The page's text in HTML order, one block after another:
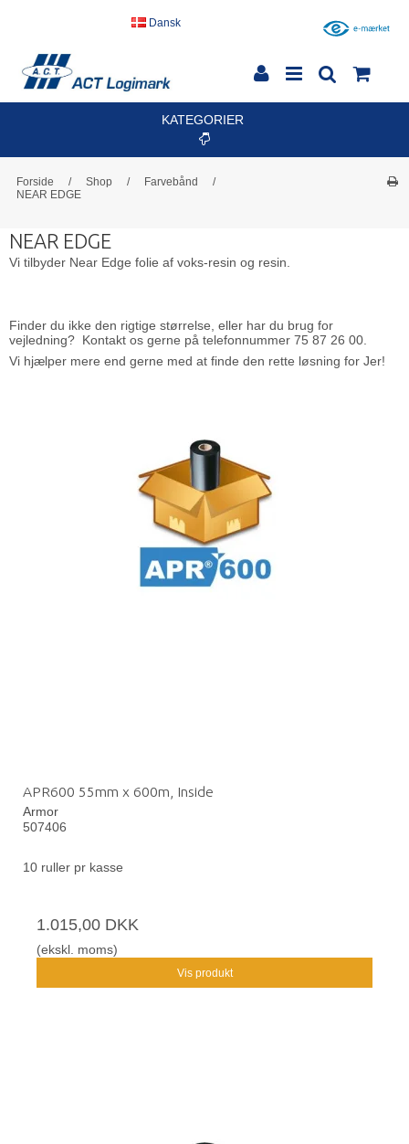
Dansk
KATEGORIER
Forside / Shop / Farvebånd
/
NEAR EDGE
NEAR EDGE
Vi tilbyder Near Edge folie af voks-resin og resin.
Finder du ikke den rigtige størrelse, eller har du brug for
vejledning? Kontakt os gerne på telefonnummer 75 87 26 00.
Vi hjælper mere end gerne med at finde den rette løsning for Jer!
APR600 55mm x 600m, Inside
Armor
507406
10 ruller pr kasse
1.015,00 DKK
(ekskl. moms)
Vis produkt